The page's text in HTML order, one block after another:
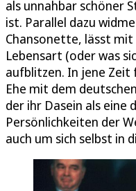
als unnahbar schöner
ist. Parallel dazu
Chansonette, lässt
Lebensart (oder was
aufblitzen. In jene Zeit
Ehe mit dem
der ihr Dasein als
Persönlichkeiten der
auch um sich selbst in